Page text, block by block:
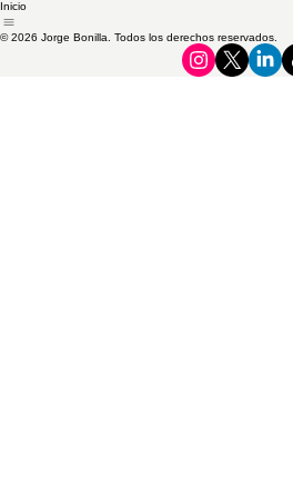
Inicio
© 2026 Jorge Bonilla. Todos los derechos reservados.